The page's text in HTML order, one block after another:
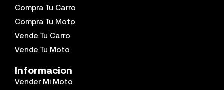
Compra Tu Carro
Compra Tu Moto
Vende Tu Carro
Vende Tu Moto
Informacion
Vender Mi Moto